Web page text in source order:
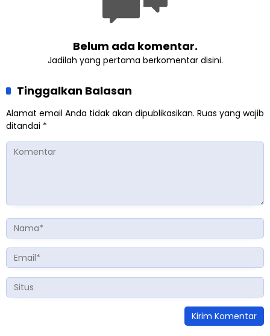
Belum ada komentar.
Jadilah yang pertama berkomentar disini.
Tinggalkan Balasan
Alamat email Anda tidak akan dipublikasikan. Ruas yang wajib
ditandai *